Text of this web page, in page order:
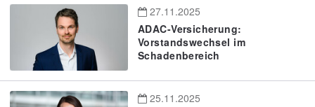
27.11.2025
ADAC-Versicherung:
Vorstandswechsel im
Schadenbereich
25.11.2025